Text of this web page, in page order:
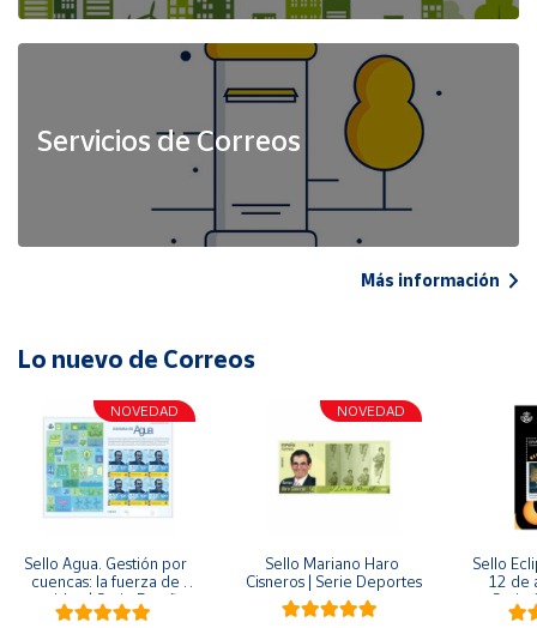
Servicios de Correos
Más información
Lo nuevo de Correos
NOVEDAD
Sello Agua. Gestión por
cuencas: la fuerza de
una idea.| Serie España
ES| Pliego Premium
NOVEDAD
Sello Mariano Haro
Cisneros | Serie Deportes
Sello
12 de
Serie